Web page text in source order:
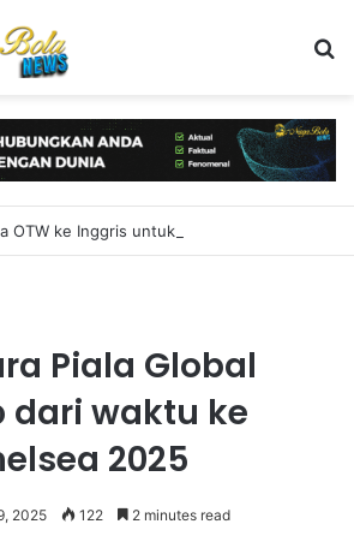
Piala Global
dari waktu ke
2025
2025 122 2 minutes read